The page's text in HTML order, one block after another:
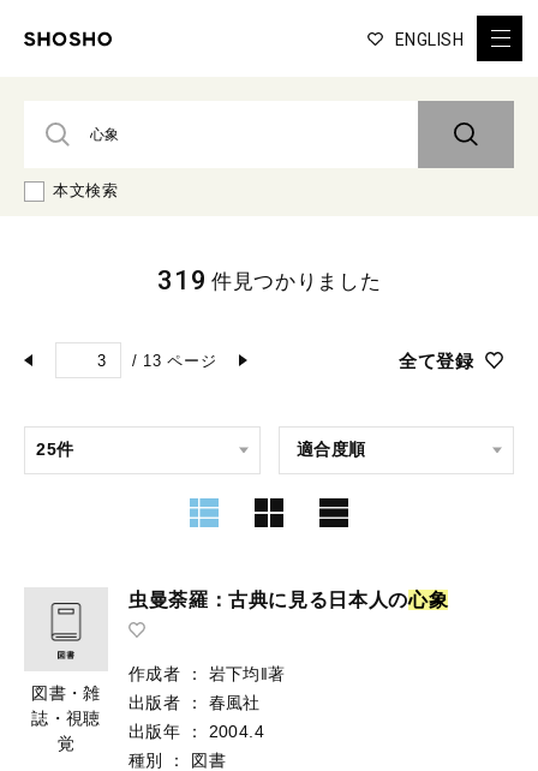
ENGLISH
本文検索
/ 13 ページ 全て登録
319 件見つかりました
図書・雑
誌・視聴
覚
虫曼荼羅：古典に見る日本人の心象
作成者 ：
岩下均‖著
出版者
：
春風社
出版年
：
2004.4
種別
： 図書